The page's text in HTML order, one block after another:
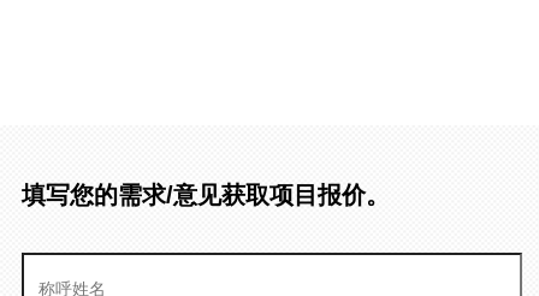
填写您的需求/意见获取项目报价。